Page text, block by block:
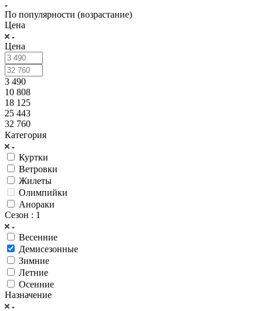
По популярности (возрастание)
Цена
Цена
3 490
10 808
18 125
25 443
32 760
Категория
Куртки
Ветровки
Жилеты
Олимпийки
Анораки
Сезон : 1
Весенние
Демисезонные
Зимние
Летние
Осенние
Назначение